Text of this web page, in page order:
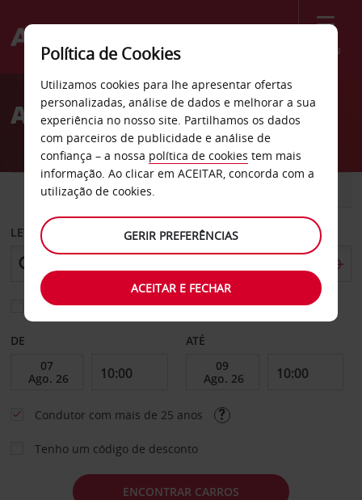
Menu
Welcome
AvisAluguer de carros Kerry
CARRO
LEVANTAR EM
Escolher uma estação de devolução diferente
DE ATÉ
Condutor com mais de 25 anos
Tenho um código de desconto
ENCONTRAR CARROS
Política de Cookies
Utilizamos cookies para lhe apresentar ofertas
personalizadas, análise de dados e melhorar a sua
experiência no nosso site. Partilhamos os dados
com parceiros de publicidade e análise de
confiança – a nossa política de cookies tem mais
informação. Ao clicar em ACEITAR, concorda com a
utilização de cookies.
GERIR PREFERÊNCIAS
ACEITAR E FECHAR